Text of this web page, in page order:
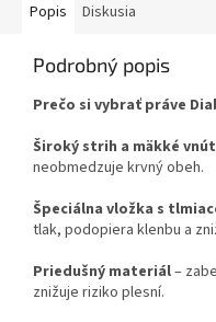
Popis Diskusia
Podrobný popis
Prečo si vybrať práve
Široký strih a mäkké
neobmedzuje krvný obeh.
Špeciálna vložka s
tlak, podopiera klenbu a
Priedušný materiál–
znižuje riziko plesní.